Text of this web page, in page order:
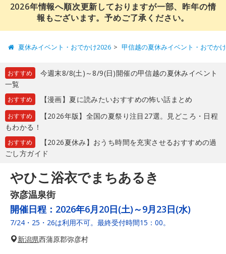
2026年情報へ順次更新しておりますが一部、昨年の情
報もございます。予めご了承ください。
夏休みイベント・おでかけ2026 甲信越の夏休みイベント・おでか
おすすめ
今週末8/8(土)～8/9(日)開催の甲信越の夏休みイベント
一覧
おすすめ 【漫画】夏に読みたいおすすめの怖い話まとめ
おすすめ
【2026年版】全国の夏祭り注目27選。見どころ・日程
もわかる！
おすすめ
【2026夏休み】おうち時間を充実させるおすすめの過
ごし方ガイド
やひこ浴衣でまちあるき
弥彦温泉街
開催日程： 2026年6月20日(土)～9月23日(水)
7/24・25・26は利用不可。最終受付時間15：00。
新潟県西蒲原郡弥彦村